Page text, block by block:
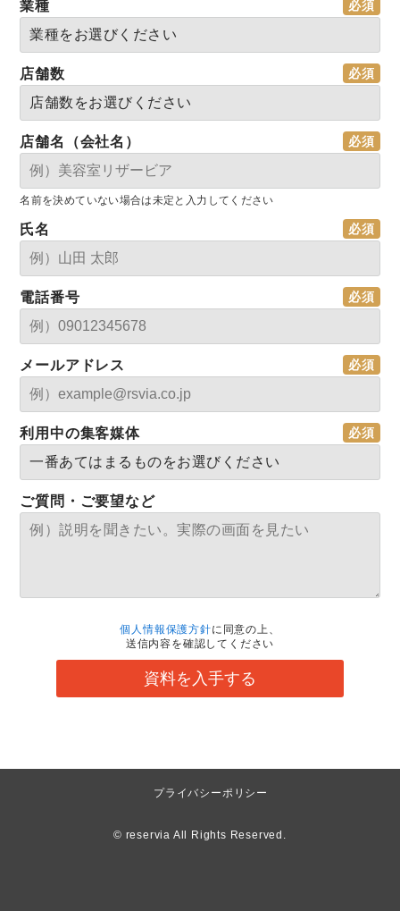
業種
店舗数
店舗名（会社名）
名前を決めていない場合は未定と入力してください
氏名
電話番号
メールアドレス
利用中の集客媒体
ご質問・ご要望など
個人情報保護方針に同意の上、
送信内容を確認してください
資料を入手する
プライバシーポリシー
© reservia All Rights Reserved.